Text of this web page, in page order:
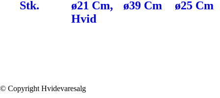
Stk.
ø21 Cm,
Hvid
ø39 Cm
ø25 Cm
© Copyright Hvidevaresalg